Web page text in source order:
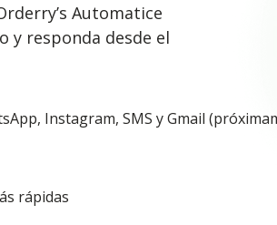
Automatice
y responda desde el
Instagram, SMS y Gmail
rápidas